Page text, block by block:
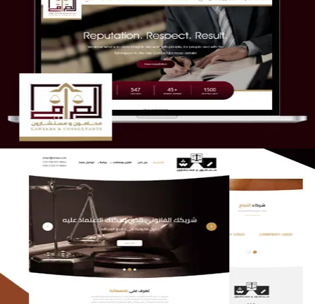
موقع الصرامي للمحاماة
التفاصيل
الريس والشعلان للمحاماة
التفاصيل